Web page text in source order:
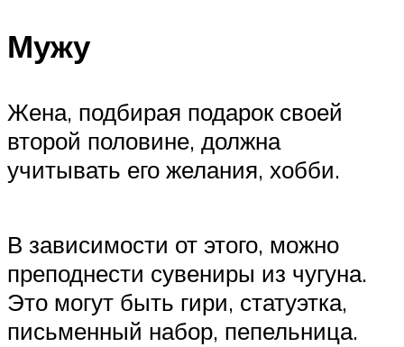
Мужу
Жена, подбирая подарок своей
второй половине, должна
учитывать его желания, хобби.
В зависимости от этого, можно
преподнести сувениры из чугуна.
Это могут быть гири, статуэтка,
письменный набор, пепельница.